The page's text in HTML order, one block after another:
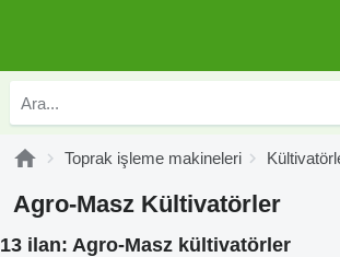
Toprak işleme makineleri
Agro-Masz Kültivatörler
13 ilan: Agro-Masz kültivatörler